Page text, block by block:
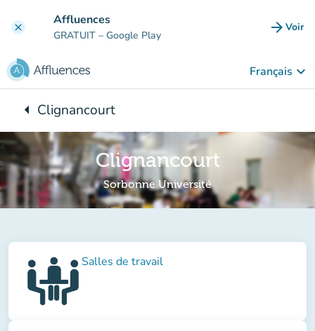
clear Affluences
GRATUIT – Google Play arrow_forward Voir
Français keyboard_arrow_down
arrow_leftRetour à :
Clignancourt
Clignancourt
Sorbonne Université
Salles de travail